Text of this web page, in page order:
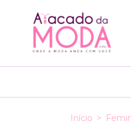
Início >